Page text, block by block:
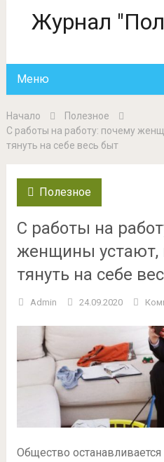
Журнал
Меню
Начало
Полезное
С работы на работу: почему
тянуть на себе весь быт
Полезное
С работы на
женщины устают,
тянуть на себе
Admin 24.09.2020
Общество